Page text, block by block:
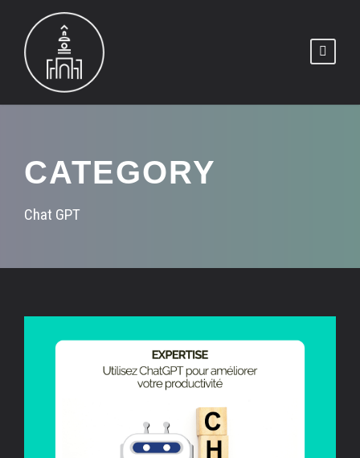
CATEGORY
Chat GPT